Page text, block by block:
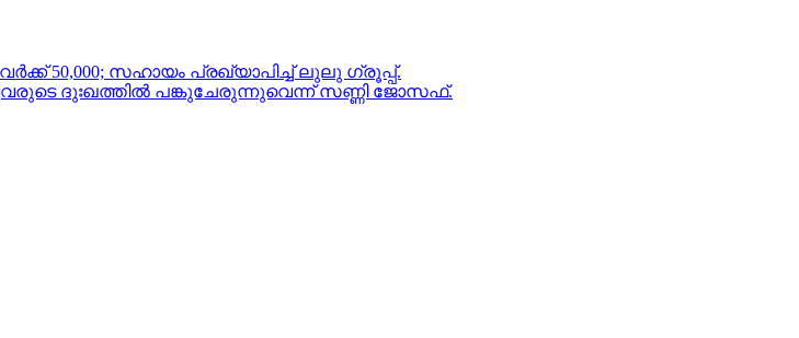
50,000; സഹായം പ്രഖ്യാപിച്ച് ലുലു ഗ്രൂപ്പ്.
ദുഃഖത്തിൽ പങ്കുചേരുന്നുവെന്ന് സണ്ണി ജോസഫ്.